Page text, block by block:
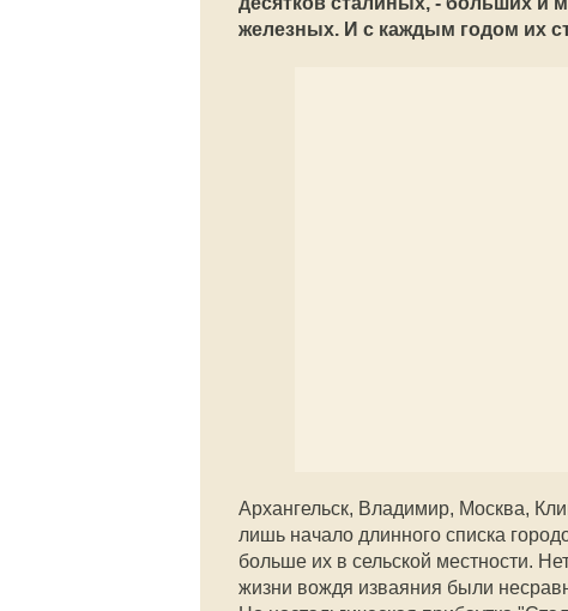
железных. И с каждым годом их
Архангельск, Владимир, Москва,
лишь начало длинного списка
больше их в сельской местности.
жизни вождя изваяния были